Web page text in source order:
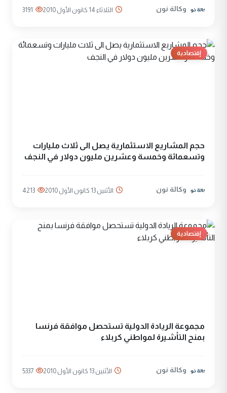
وكالة نون الثلاثاء 14 كانون الأول 2010 3191
إقتصادية
حجم المشاريع الاستثمارية يصل الى ثلاث مليارات
وتسعمائة وخمسة وعشرين مليون دولار في النجف
وكالة نون الأثنين 13 كانون الأول 2010 4213
إقتصادية
مجموعة الريادة الدولية تستحصل موافقة فرنسا
بمنح التأشيرة لمواطني كربلاء
وكالة نون الأثنين 13 كانون الأول 2010 5337